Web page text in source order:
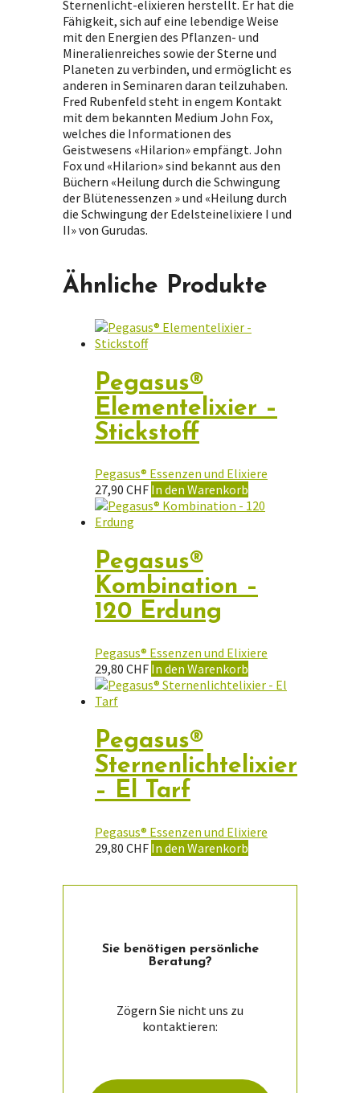
Sternenlicht-elixieren herstellt. Er hat die
Fähigkeit, sich auf eine lebendige Weise
mit den Energien des Pflanzen- und
Mineralienreiches sowie der Sterne und
Planeten zu verbinden, und ermöglicht es
anderen in Seminaren daran teilzuhaben.
Fred Rubenfeld steht in engem Kontakt
mit dem bekannten Medium John Fox,
welches die Informationen des
Geistwesens «Hilarion» empfängt. John
Fox und «Hilarion» sind bekannt aus den
Büchern «Heilung durch die Schwingung
der Blütenessenzen » und «Heilung durch
die Schwingung der Edelsteinelixiere I und
II» von Gurudas.
Ähnliche Produkte
Pegasus®
Elementelixier –
Stickstoff
Pegasus® Essenzen und Elixiere
27,90 CHF In den Warenkorb
Pegasus®
Kombination –
120 Erdung
Pegasus® Essenzen und Elixiere
29,80 CHF In den Warenkorb
Pegasus®
Sternenlichtelixier
– El Tarf
Pegasus® Essenzen und Elixiere
29,80 CHF In den Warenkorb
Sie ­benötigen persön­liche
Beratung?
Zögern Sie nicht uns zu
kontaktieren: